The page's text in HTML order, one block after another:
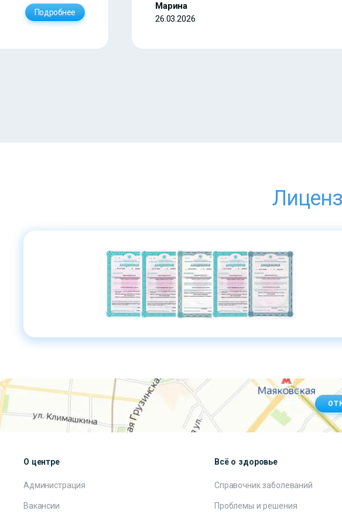
Подробнее
Марина
26.03.2026
О центре
Администрация
Вакансии
Всё о здоровье
Справочник заболеваний
Проблемы и решения